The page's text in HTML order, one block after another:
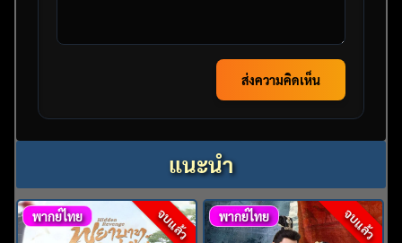
ส่งความคิดเห็น
แนะนำ
จบแล้ว
พากย์ไทย จบแล้ว
พากย์ไทย